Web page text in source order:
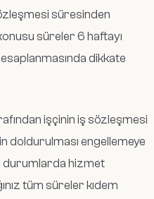
süresinden
süreler 6 haftayı
dikkate
işçinin iş sözleşmesi
doldurulması engellemeye
durumlarda hizmet
tüm süreler kıdem